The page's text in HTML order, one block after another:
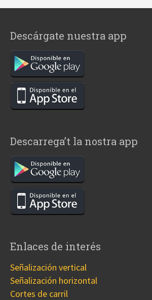
Descárgate nuestra app
Descarrega’t la nostra app
Enlaces de interés
Señalización vertical
Señalización horizontal
Cortes de carril